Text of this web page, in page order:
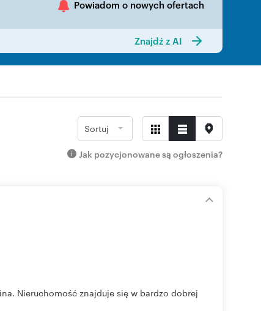
Powiadom o nowych ofertach
Znajdź z AI
Sortuj
Jak pozycjonowane są ogłoszenia?
Nieruchomość znajduje się w bardzo dobrej